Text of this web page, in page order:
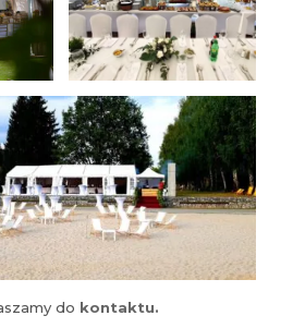
do kontaktu.